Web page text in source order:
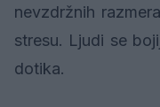
nevzdržnih
stresu. Ljudi se
dotika.